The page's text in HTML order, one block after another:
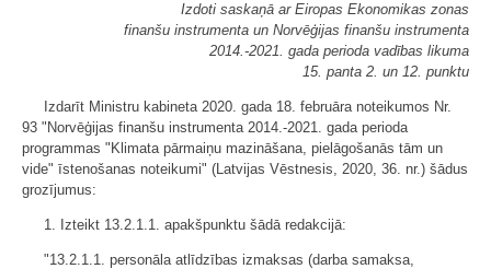
Izdoti saskaņā ar Eiropas Ekonomikas zonas
finanšu instrumenta un Norvēģijas finanšu instrumenta
2014.-2021. gada perioda vadības likuma
15. panta 2. un 12. punktu
Izdarīt Ministru kabineta 2020. gada 18. februāra noteikumos Nr.
93 "Norvēģijas finanšu instrumenta 2014.-2021. gada perioda
programmas "Klimata pārmaiņu mazināšana, pielāgošanās tām un
vide" īstenošanas noteikumi" (Latvijas Vēstnesis, 2020, 36. nr.) šādus
grozījumus:
1. Izteikt 13.2.1.1. apakšpunktu šādā redakcijā:
"13.2.1.1. personāla atlīdzības izmaksas (darba samaksa,